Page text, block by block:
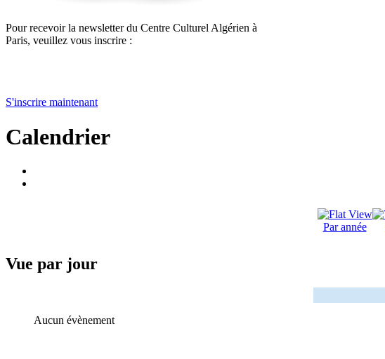
Pour recevoir la newsletter du Centre Culturel Algérien à
Paris, veuillez vous inscrire :
S'inscrire maintenant
Calendrier
Par année
Vue par jour
Aucun évènement